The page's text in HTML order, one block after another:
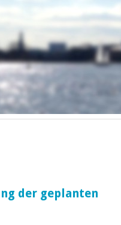
der geplanten